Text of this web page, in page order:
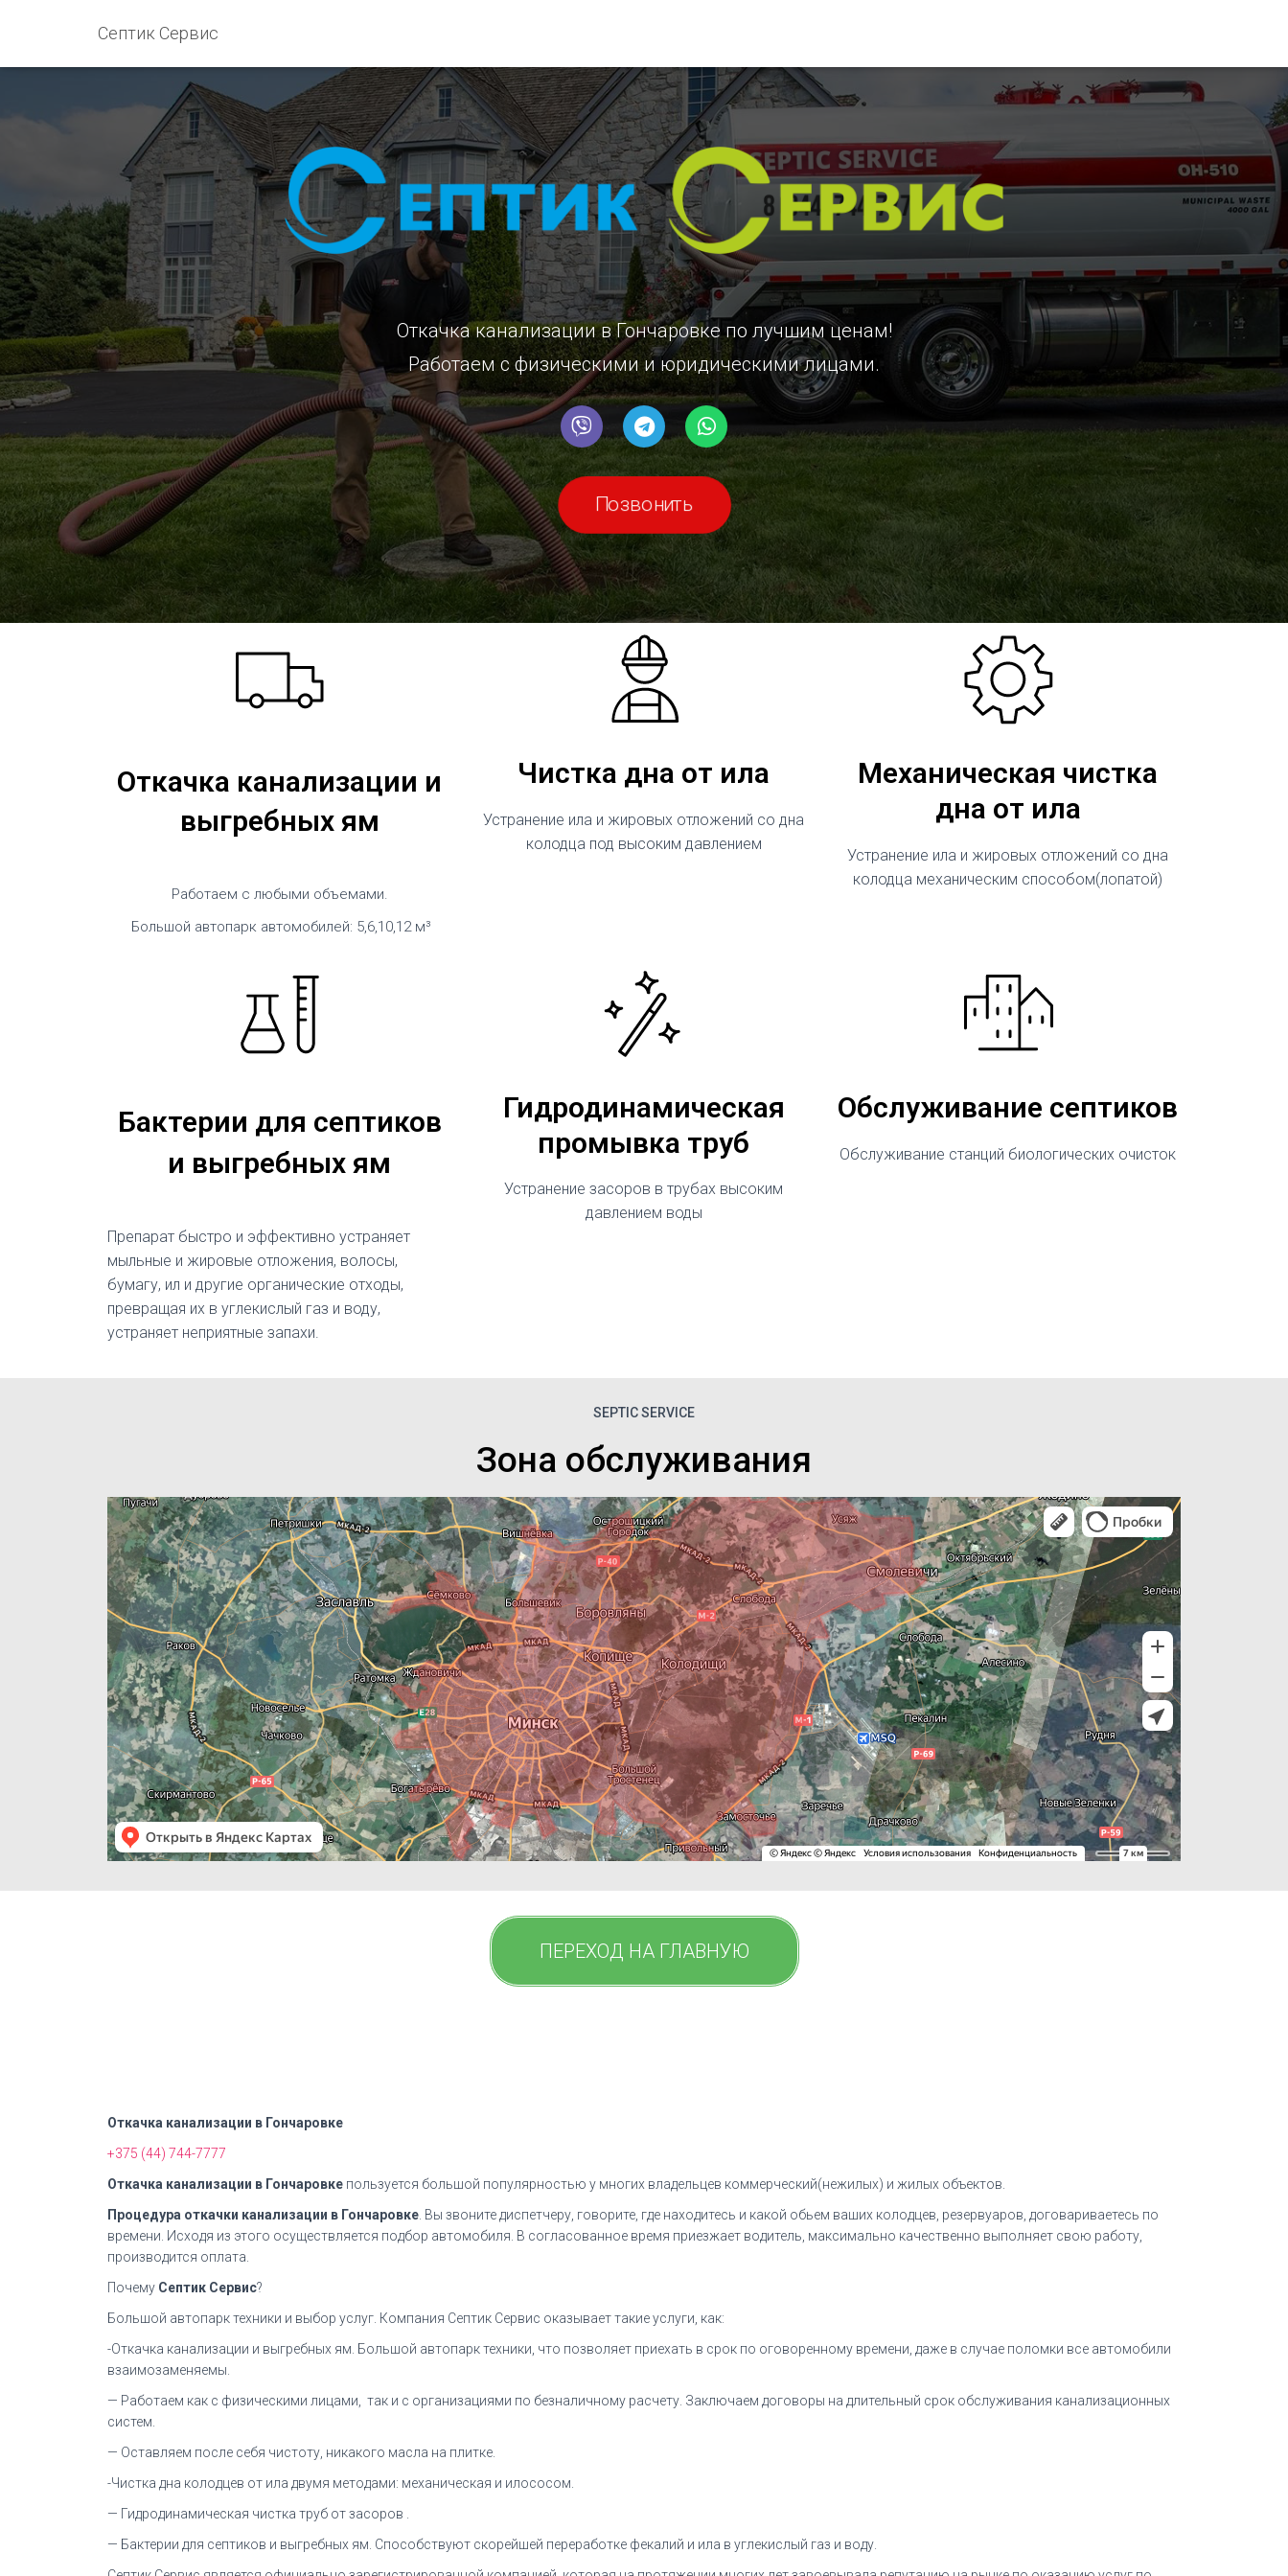
Септик Сервис
Откачка канализации в Гончаровке по лучшим ценам!
Работаем с физическими и юридическими лицами.
Позвонить
Откачка канализации и
выгребных ям
Работаем с любыми объемами.
Большой автопарк автомобилей: 5,6,10,12 м³
Чистка дна от ила
Устранение ила и жировых отложений со дна
колодца под высоким давлением
Механическая чистка
дна от ила
Устранение ила и жировых отложений со дна
колодца механическим способом(лопатой)
Бактерии для септиков
и выгребных ям
Препарат быстро и эффективно устраняет
мыльные и жировые отложения, волосы,
бумагу, ил и другие органические отходы,
превращая их в углекислый газ и воду,
устраняет неприятные запахи.
Гидродинамическая
промывка труб
Устранение засоров в трубах высоким
давлением воды
Обслуживание септиков
Обслуживание станций биологических очисток
SEPTIC SERVICE
Зона обслуживания
ПЕРЕХОД НА ГЛАВНУЮ
Откачка канализации в Гончаровке
+375 (44) 744-7777
Откачка канализации в Гончаровке пользуется большой популярностью у многих владельцев коммерческий(нежилых) и жилых объектов.
Процедура откачки канализации в Гончаровке . Вы звоните диспетчеру, говорите, где находитесь и какой обьем ваших колодцев, резервуаров, договариваетесь по
времени. Исходя из этого осуществляется подбор автомобиля. В согласованное время приезжает водитель, максимально качественно выполняет свою работу,
производится оплата.
Почему Септик Сервис?
Большой автопарк техники и выбор услуг. Компания Септик Сервис оказывает такие услуги, как:
-Откачка канализации и выгребных ям. Большой автопарк техники, что позволяет приехать в срок по оговоренному времени, даже в случае поломки все автомобили
взаимозаменяемы.
— Работаем как с физическими лицами, так и с организациями по безналичному расчету. Заключаем договоры на длительный срок обслуживания канализационных
систем.
— Оставляем после себя чистоту, никакого масла на плитке.
-Чистка дна колодцев от ила двумя методами: механическая и илососом.
— Гидродинамическая чистка труб от засоров .
— Бактерии для септиков и выгребных ям. Способствуют скорейшей переработке фекалий и ила в углекислый газ и воду.